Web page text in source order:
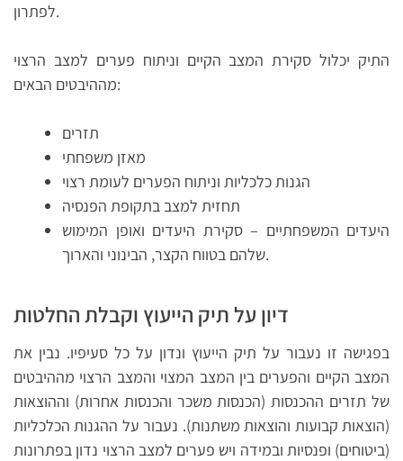
לפתרון.
התיק יכלול סקירת המצב הקיים וניתוח פערים למצב הרצוי
מההיבטים הבאים:
תזרים
מאזן משפחתי
הגנות כלכליות וניתוח הפערים לעומת רצוי
תחזית למצב בתקופת הפנסיה
היעדים המשפחתיים – סקירת היעדים ואופן המימוש
שלהם בטווח הקצר, הבינוני והארוך.
דיון על תיק הייעוץ וקבלת החלטות
בפגישה זו נעבור על תיק הייעוץ ונדון על כל סעיפיו. נבין את
המצב הקיים והפערים בין המצב המצוי והמצב הרצוי מההיבטים
של תזרים ההכנסות (הכנסות משכר והכנסות אחרות) וההוצאות
(הוצאות קבועות והוצאות משתנות). נעבור על ההגנות הכלכליות
(ביטוחים) ופנסיות ובמידה ויש פערים למצב הרצוי נדון בפתרונות